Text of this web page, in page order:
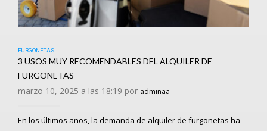
FURGONETAS
3 USOS MUY RECOMENDABLES DEL ALQUILER DE
FURGONETAS
marzo 10, 2025 a las 18:19 por adminaa
En los últimos años, la demanda de alquiler de furgonetas ha